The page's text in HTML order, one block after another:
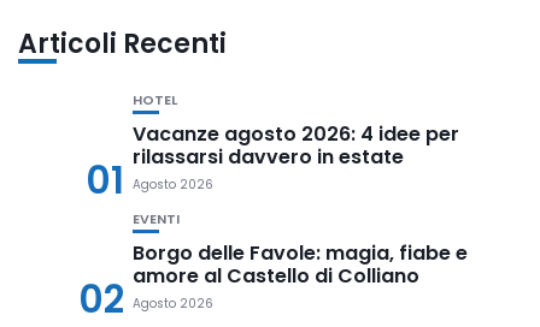
Articoli Recenti
01
HOTEL
Vacanze agosto 2026: 4 idee per
rilassarsi davvero in estate
Agosto 2026
02
EVENTI
Borgo delle Favole: magia, fiabe e
amore al Castello di Colliano
Agosto 2026